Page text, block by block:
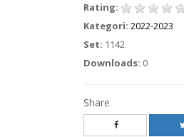
Rating:
Kategori: 2022-2023
Set: 1142
Downloads: 0
Share